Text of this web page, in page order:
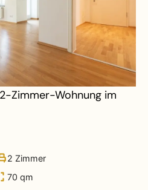
Zimmer-Wohnung im
2 Zimmer
70 qm